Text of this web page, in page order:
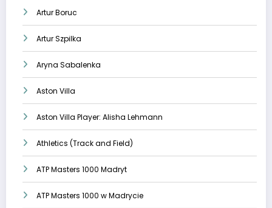
Artur Boruc
Artur Szpilka
Aryna Sabalenka
Aston Villa
Aston Villa Player: Alisha Lehmann
Athletics (Track and Field)
ATP Masters 1000 Madryt
ATP Masters 1000 w Madrycie